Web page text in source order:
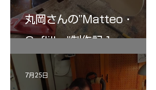
丸岡さんの”Matteo・
Gofliller”制作記１
7月25日